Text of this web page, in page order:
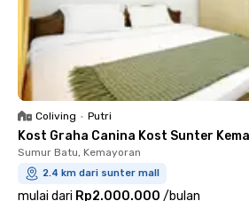
Coliving • Putri
Kost Graha Canina Kost Sunter
Sumur Batu, Kemayoran
2.4 km dari sunter mall
mulai dari Rp2.000.000 /bulan